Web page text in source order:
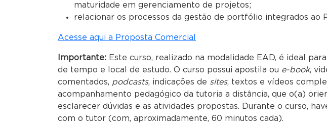
maturidade em gerenciamento de projetos;
relacionar os processos da gestão de portfólio integrados ao
Acesse aqui a Proposta Comercial
Importante: Este curso, realizado na modalidade EAD, é ideal
de tempo e local de estudo. O curso possui apostila ou e-book,
comentados, podcasts, indicações de sites, textos e vídeos
acompanhamento pedagógico da tutoria a distância, que o(a)
esclarecer dúvidas e as atividades propostas. Durante o curso,
com o tutor (com, aproximadamente, 60 minutos cada).